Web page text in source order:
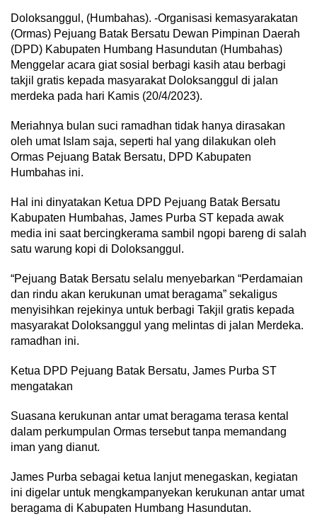
Doloksanggul, (Humbahas). -Organisasi kemasyarakatan
(Ormas) Pejuang Batak Bersatu Dewan Pimpinan Daerah
(DPD) Kabupaten Humbang Hasundutan (Humbahas)
Menggelar acara giat sosial berbagi kasih atau berbagi
takjil gratis kepada masyarakat Doloksanggul di jalan
merdeka pada hari Kamis (20/4/2023).
Meriahnya bulan suci ramadhan tidak hanya dirasakan
oleh umat Islam saja, seperti hal yang dilakukan oleh
Ormas Pejuang Batak Bersatu, DPD Kabupaten
Humbahas ini.
Hal ini dinyatakan Ketua DPD Pejuang Batak Bersatu
Kabupaten Humbahas, James Purba ST kepada awak
media ini saat bercingkerama sambil ngopi bareng di salah
satu warung kopi di Doloksanggul.
“Pejuang Batak Bersatu selalu menyebarkan “Perdamaian
dan rindu akan kerukunan umat beragama” sekaligus
menyisihkan rejekinya untuk berbagi Takjil gratis kepada
masyarakat Doloksanggul yang melintas di jalan Merdeka.
ramadhan ini.
Ketua DPD Pejuang Batak Bersatu, James Purba ST
mengatakan
Suasana kerukunan antar umat beragama terasa kental
dalam perkumpulan Ormas tersebut tanpa memandang
iman yang dianut.
James Purba sebagai ketua lanjut menegaskan, kegiatan
ini digelar untuk mengkampanyekan kerukunan antar umat
beragama di Kabupaten Humbang Hasundutan.